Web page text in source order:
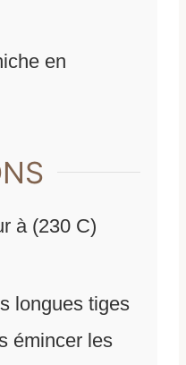
en
à (230 C)
longues tiges
émincer les